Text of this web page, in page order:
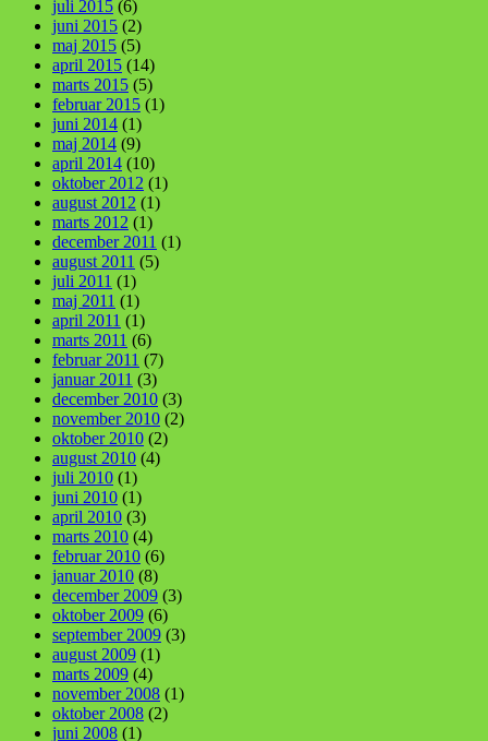
juli 2015 (6)
juni 2015 (2)
maj 2015 (5)
april 2015 (14)
marts 2015 (5)
februar 2015 (1)
juni 2014 (1)
maj 2014 (9)
april 2014 (10)
oktober 2012 (1)
august 2012 (1)
marts 2012 (1)
december 2011 (1)
august 2011 (5)
juli 2011 (1)
maj 2011 (1)
april 2011 (1)
marts 2011 (6)
februar 2011 (7)
januar 2011 (3)
december 2010 (3)
november 2010 (2)
oktober 2010 (2)
august 2010 (4)
juli 2010 (1)
juni 2010 (1)
april 2010 (3)
marts 2010 (4)
februar 2010 (6)
januar 2010 (8)
december 2009 (3)
oktober 2009 (6)
september 2009 (3)
august 2009 (1)
marts 2009 (4)
november 2008 (1)
oktober 2008 (2)
juni 2008 (1)